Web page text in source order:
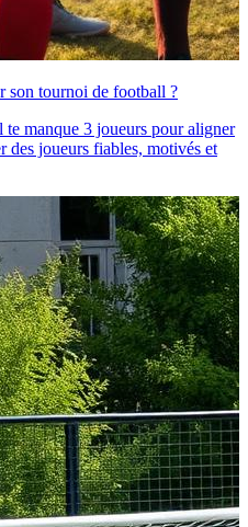
son tournoi de football ?
manque 3 joueurs pour aligner
joueurs fiables, motivés et